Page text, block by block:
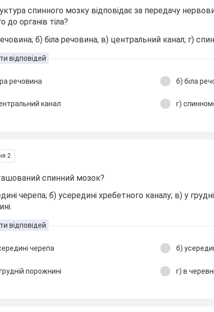
спинного мозку відповідає за передачу
до органів тіла?
б) біла речовина; в) центральний канал; г)
відповідей
речовина б) біла
канал г)
2
спинний мозок?
черепа; б) усередині хребетного каналу; в) у
відповідей
черепа б)
порожнині г) в